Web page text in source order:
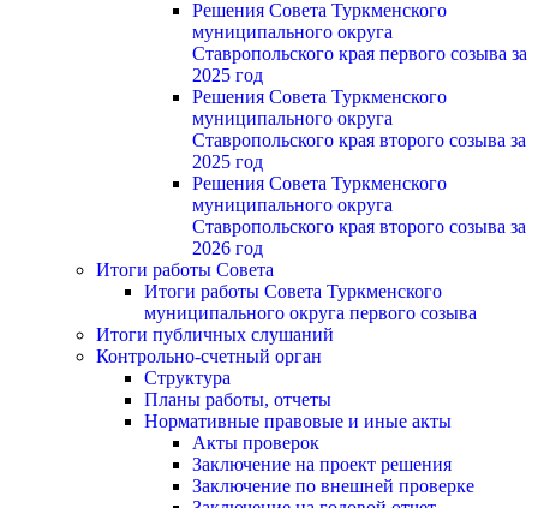
Решения Совета Туркменского
муниципального округа
Ставропольского края первого созыва за
2025 год
Решения Совета Туркменского
муниципального округа
Ставропольского края второго созыва за
2025 год
Решения Совета Туркменского
муниципального округа
Ставропольского края второго созыва за
2026 год
Итоги работы Совета
Итоги работы Совета Туркменского
муниципального округа первого созыва
Итоги публичных слушаний
Контрольно-счетный орган
Структура
Планы работы, отчеты
Нормативные правовые и иные акты
Акты проверок
Заключение на проект решения
Заключение по внешней проверке